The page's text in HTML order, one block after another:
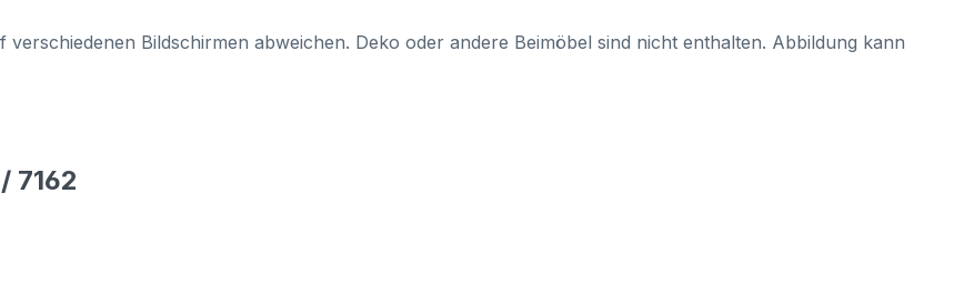
Bildschirmen abweichen. Deko oder andere Beimöbel sind nicht enthalten. Abbildung kann
7162